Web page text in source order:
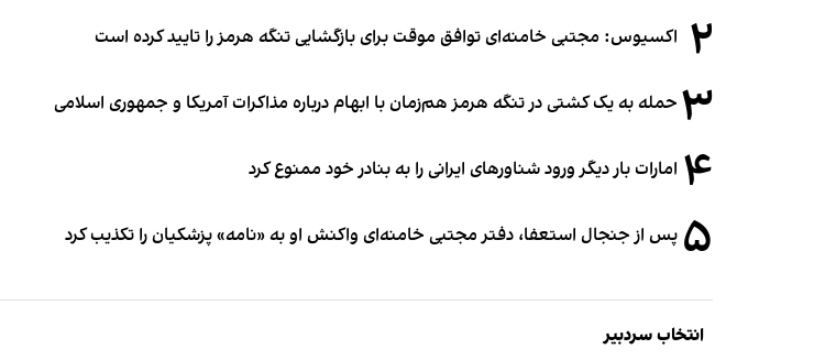
۲ اکسیوس: مجتبی خامنه‌ای توافق موقت برای بازگشایی تنگه هرمز را تایید کرده است
۳ حمله به یک کشتی در تنگه هرمز هم‌زمان با ابهام درباره مذاکرات آمریکا و جمهوری اسلامی
۴ امارات بار دیگر ورود شناورهای ایرانی را به بنادر خود ممنوع کرد
۵ پس از جنجال استعفا، دفتر مجتبی خامنه‌ای واکنش او به «نامه» پزشکیان را تکذیب کرد
انتخاب سردبیر